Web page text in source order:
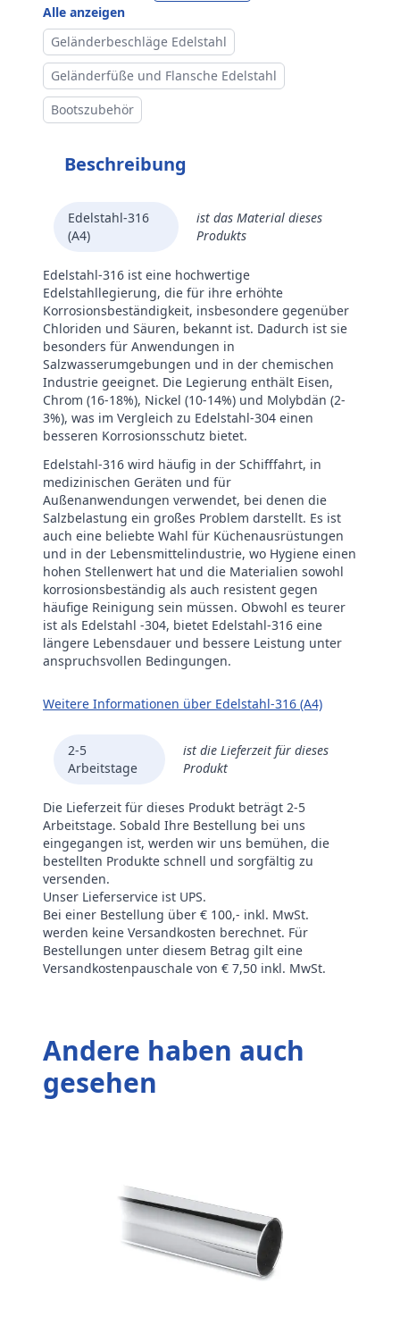
Alle anzeigen
Geländerbeschläge Edelstahl
Geländerfüße und Flansche Edelstahl
Bootszubehör
Beschreibung
Edelstahl-316
(A4)
ist das Material dieses
Produkts
Edelstahl-316 ist eine hochwertige
Edelstahllegierung, die für ihre erhöhte
Korrosionsbeständigkeit, insbesondere gegenüber
Chloriden und Säuren, bekannt ist. Dadurch ist sie
besonders für Anwendungen in
Salzwasserumgebungen und in der chemischen
Industrie geeignet. Die Legierung enthält Eisen,
Chrom (16-18%), Nickel (10-14%) und Molybdän (2-
3%), was im Vergleich zu Edelstahl-304 einen
besseren Korrosionsschutz bietet.
Edelstahl-316 wird häufig in der Schifffahrt, in
medizinischen Geräten und für
Außenanwendungen verwendet, bei denen die
Salzbelastung ein großes Problem darstellt. Es ist
auch eine beliebte Wahl für Küchenausrüstungen
und in der Lebensmittelindustrie, wo Hygiene einen
hohen Stellenwert hat und die Materialien sowohl
korrosionsbeständig als auch resistent gegen
häufige Reinigung sein müssen. Obwohl es teurer
ist als Edelstahl -304, bietet Edelstahl-316 eine
längere Lebensdauer und bessere Leistung unter
anspruchsvollen Bedingungen.
Weitere Informationen über Edelstahl-316 (A4)
2-5
Arbeitstage
ist die Lieferzeit für dieses
Produkt
Die Lieferzeit für dieses Produkt beträgt 2-5
Arbeitstage. Sobald Ihre Bestellung bei uns
eingegangen ist, werden wir uns bemühen, die
bestellten Produkte schnell und sorgfältig zu
versenden.
Unser Lieferservice ist UPS.
Bei einer Bestellung über € 100,- inkl. MwSt.
werden keine Versandkosten berechnet. Für
Bestellungen unter diesem Betrag gilt eine
Versandkostenpauschale von € 7,50 inkl. MwSt.
Andere haben auch
gesehen